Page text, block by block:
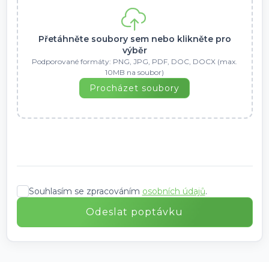
Přetáhněte soubory sem nebo klikněte pro
výběr
Podporované formáty: PNG, JPG, PDF, DOC, DOCX (max.
10MB na soubor)
Procházet soubory
Souhlasím se zpracováním osobních údajů.
Odeslat poptávku